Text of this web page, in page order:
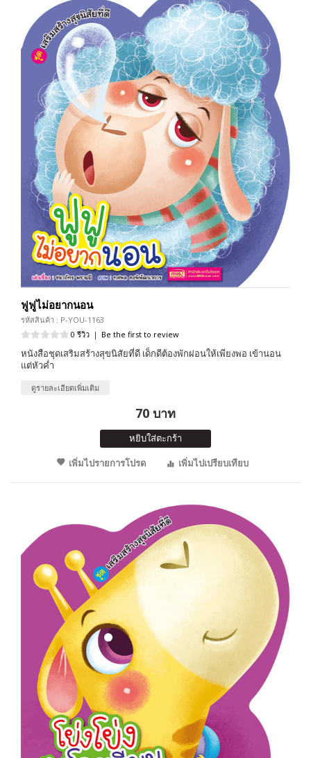
ฟูฟูไม่อยากนอน
รหัสสินค้า : P-YOU-1163
0 รีวิว | Be the first to review
หนังสือชุดเสริมสร้างสุขนิสัยที่ดี เด็กดีต้องพักผ่อนให้เพียงพอ เข้านอน
แต่หัวค่ำ
ดูรายละเอียดเพิ่มเติม
70 บาท
หยิบใส่ตะกร้า
เพิ่มไปรายการโปรด
เพิ่มไปเปรียบเทียบ